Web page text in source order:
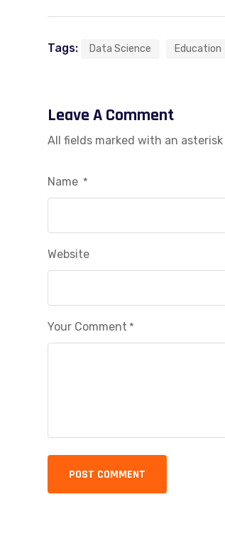
Tags: Data Science Education
Leave A Comment
All fields marked with an
Name *
Website
Your Comment *
POST COMMENT